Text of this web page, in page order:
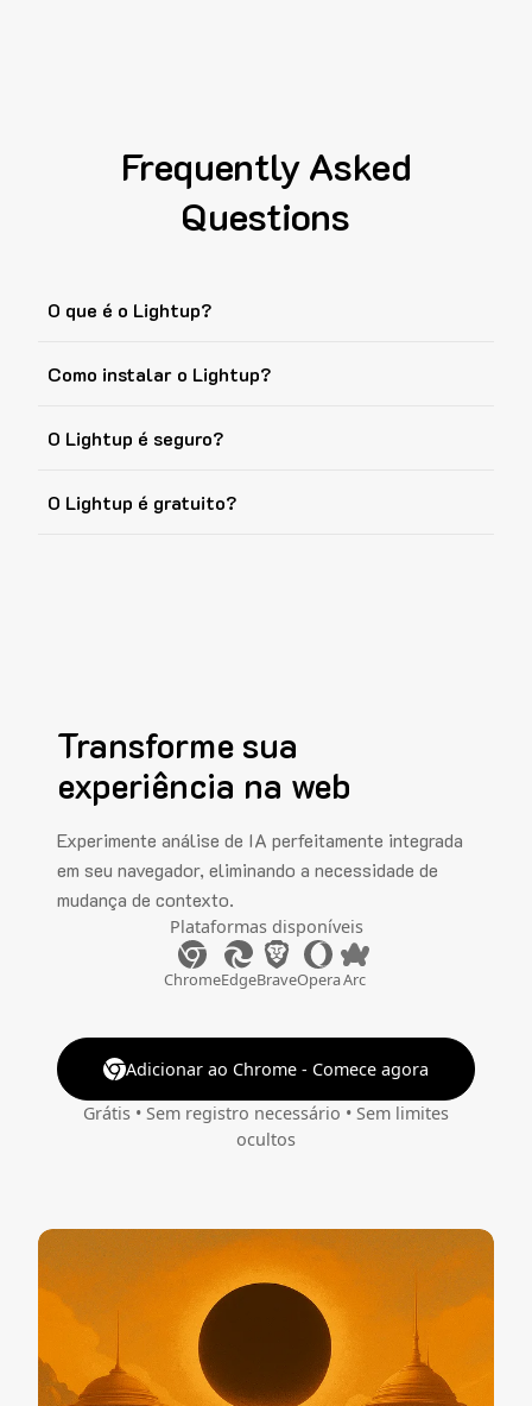
Frequently Asked
Questions
O que é o Lightup?
Como instalar o Lightup?
O Lightup é seguro?
O Lightup é gratuito?
Transforme sua
experiência na web
Experimente análise de IA perfeitamente integrada
em seu navegador, eliminando a necessidade de
mudança de contexto.
Plataformas disponíveis
ChromeEdgeBraveOperaArc
Adicionar ao Chrome - Comece agora
Grátis • Sem registro necessário • Sem limites
ocultos